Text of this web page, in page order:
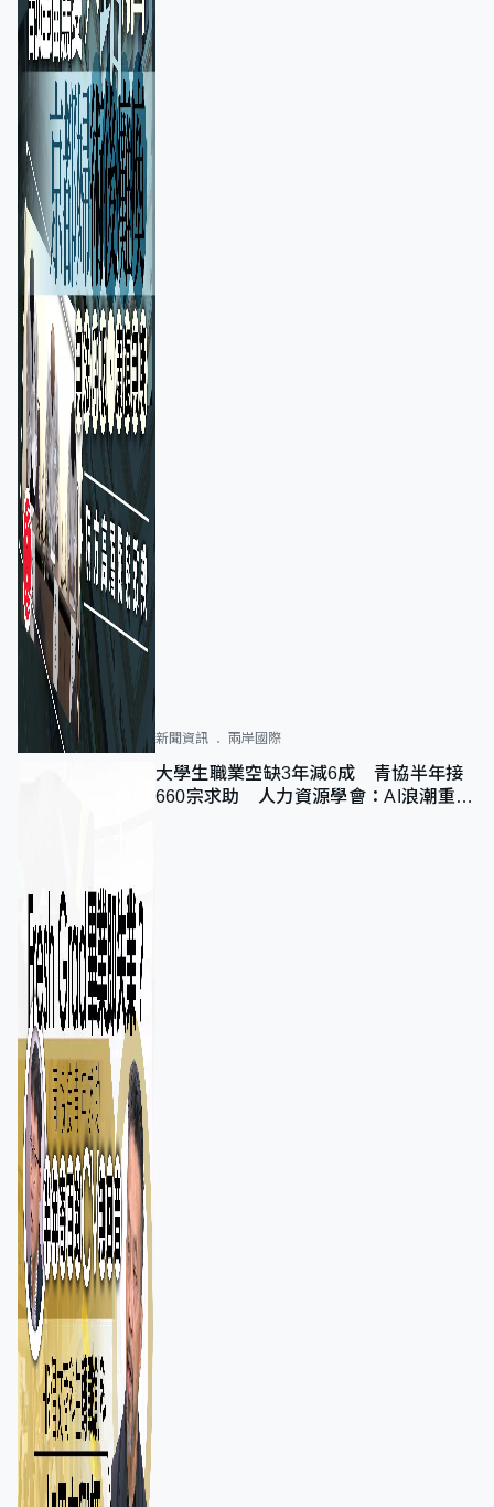
新聞資訊 兩岸國際
大學生職業空缺3年減6成 青協半年接
660宗求助 人力資源學會：AI浪潮重整